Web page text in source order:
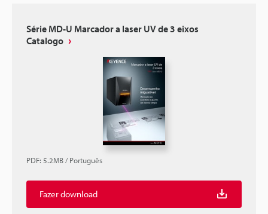
Série MD-U Marcador a laser UV de 3 eixos
Catalogo
PDF: 5.2MB/Português
Fazer download